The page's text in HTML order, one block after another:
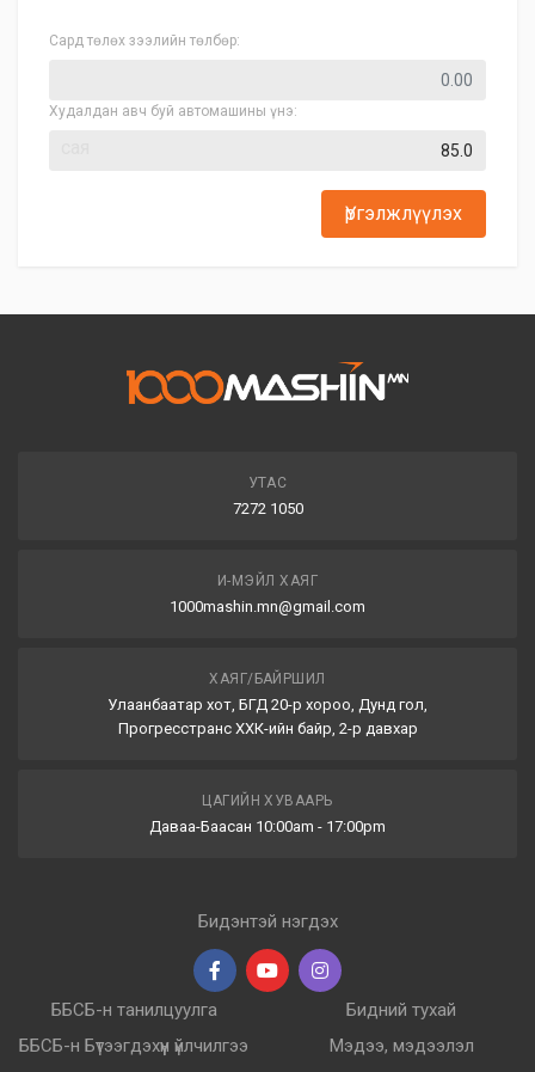
Сард төлөх зээлийн төлбөр:
Худалдан авч буй автомашины үнэ:
Үргэлжлүүлэх
УТАС
7272 1050
И-МЭЙЛ ХАЯГ
1000mashin.mn@gmail.com
ХАЯГ/БАЙРШИЛ
Улаанбаатар хот, БГД 20-р хороо, Дунд гол,
Прогресстранс ХХК-ийн байр, 2-р давхар
ЦАГИЙН ХУВААРЬ
Даваа-Баасан 10:00am - 17:00pm
Бидэнтэй нэгдэх
ББСБ-н танилцуулга
ББСБ-н Бүтээгдэхүүн үйлчилгээ
Бидний тухай
Мэдээ, мэдээлэл